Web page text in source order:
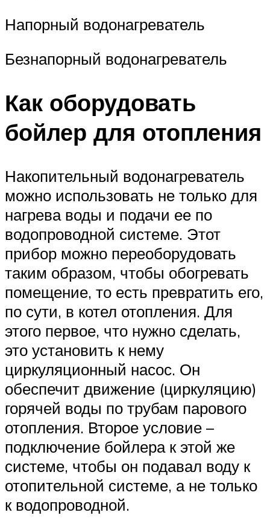
Напорный водонагреватель
Безнапорный водонагреватель
Как оборудовать
бойлер для отопления
Накопительный водонагреватель
можно использовать не только для
нагрева воды и подачи ее по
водопроводной системе. Этот
прибор можно переоборудовать
таким образом, чтобы обогревать
помещение, то есть превратить его,
по сути, в котел отопления. Для
этого первое, что нужно сделать,
это установить к нему
циркуляционный насос. Он
обеспечит движение (циркуляцию)
горячей воды по трубам парового
отопления. Второе условие –
подключение бойлера к этой же
системе, чтобы он подавал воду к
отопительной системе, а не только
к водопроводной.